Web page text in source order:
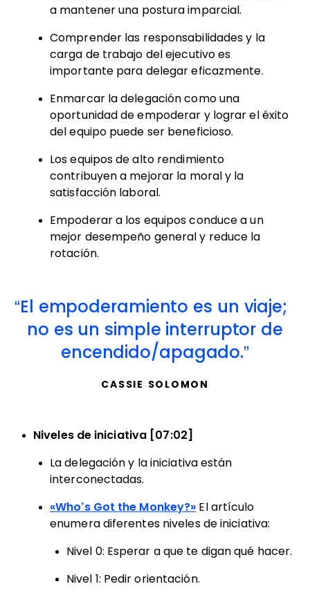
a mantener una postura imparcial.
Comprender las responsabilidades y la
carga de trabajo del ejecutivo es
importante para delegar eficazmente.
Enmarcar la delegación como una
oportunidad de empoderar y lograr el éxito
del equipo puede ser beneficioso.
Los equipos de alto rendimiento
contribuyen a mejorar la moral y la
satisfacción laboral.
Empoderar a los equipos conduce a un
mejor desempeño general y reduce la
rotación.
El empoderamiento es un viaje;
no es un simple interruptor de
encendido/apagado.
CASSIE SOLOMON
Niveles de iniciativa [07:02]
La delegación y la iniciativa están
interconectadas.
«Who’s Got the Monkey?» El artículo
enumera diferentes niveles de iniciativa:
Nivel 0: Esperar a que te digan qué hacer.
Nivel 1: Pedir orientación.